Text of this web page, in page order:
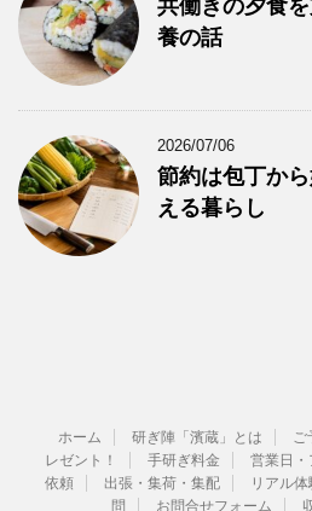
共働きの夕食
養の話
2026/07/06
節約は包丁か
える暮らし
ホーム 研ぎ陣「濱蔵」とは ご
レゼント！
手研ぎ料金 営業日・
依頼
出張・集荷・集配 リアル
問
お問合せフォーム